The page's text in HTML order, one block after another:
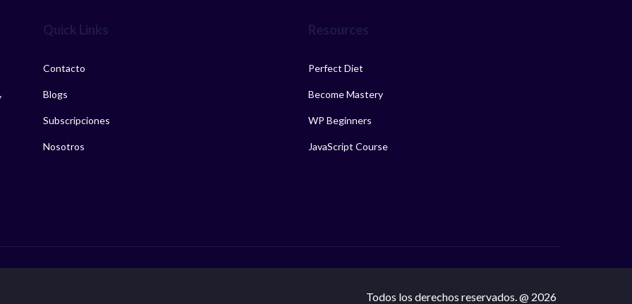
Quick Links
Contacto
Blogs
Subscripciones
Nosotros
Resources
Perfect Diet
Become Mastery
WP Beginners
JavaScript Course
Todos los derechos reservados. @ 2026